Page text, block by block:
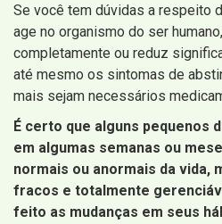
Se você tem dúvidas a respeito
age no organismo do ser
completamente ou reduz
até mesmo os sintomas de
mais sejam necessários
É certo que alguns pequenos
em algumas semanas ou
normais ou anormais da vida,
fracos e totalmente
feito as mudanças em seus